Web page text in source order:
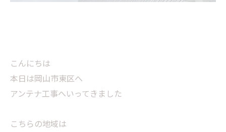
こんにちは
本日は岡山市東区へ
アンテナ工事へいってきました
こちらの地域は